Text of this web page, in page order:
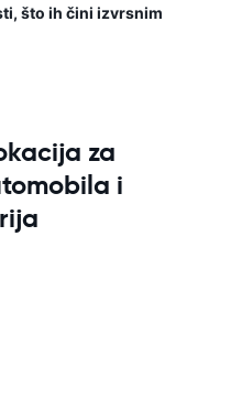
što ih čini izvrsnim
za
i